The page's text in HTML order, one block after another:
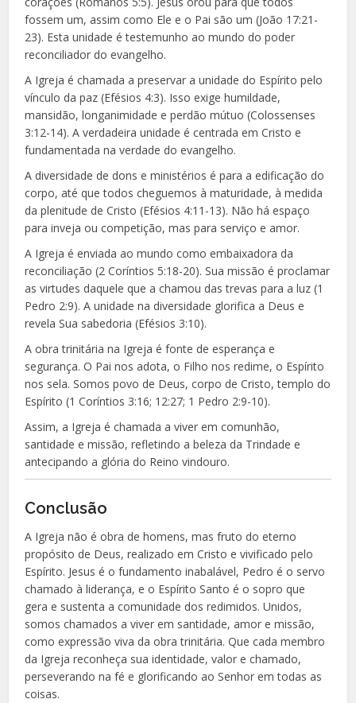
fossem um, assim como Ele e o Pai são um (João 17:21-
23). Esta unidade é testemunho ao mundo do poder
reconciliador do evangelho.
A Igreja é chamada a preservar a unidade do Espírito pelo
vínculo da paz (Efésios 4:3). Isso exige humildade,
mansidão, longanimidade e perdão mútuo (Colossenses
3:12-14). A verdadeira unidade é centrada em Cristo e
fundamentada na verdade do evangelho.
A diversidade de dons e ministérios é para a edificação do
corpo, até que todos cheguemos à maturidade, à medida
da plenitude de Cristo (Efésios 4:11-13). Não há espaço
para inveja ou competição, mas para serviço e amor.
A Igreja é enviada ao mundo como embaixadora da
reconciliação (2 Coríntios 5:18-20). Sua missão é proclamar
as virtudes daquele que a chamou das trevas para a luz (1
Pedro 2:9). A unidade na diversidade glorifica a Deus e
revela Sua sabedoria (Efésios 3:10).
A obra trinitária na Igreja é fonte de esperança e
segurança. O Pai nos adota, o Filho nos redime, o Espírito
nos sela. Somos povo de Deus, corpo de Cristo, templo do
Espírito (1 Coríntios 3:16; 12:27; 1 Pedro 2:9-10).
Assim, a Igreja é chamada a viver em comunhão,
santidade e missão, refletindo a beleza da Trindade e
antecipando a glória do Reino vindouro.
Conclusão
A Igreja não é obra de homens, mas fruto do eterno
propósito de Deus, realizado em Cristo e vivificado pelo
Espírito. Jesus é o fundamento inabalável, Pedro é o servo
chamado à liderança, e o Espírito Santo é o sopro que
gera e sustenta a comunidade dos redimidos. Unidos,
somos chamados a viver em santidade, amor e missão,
como expressão viva da obra trinitária. Que cada membro
da Igreja reconheça sua identidade, valor e chamado,
perseverando na fé e glorificando ao Senhor em todas as
coisas.